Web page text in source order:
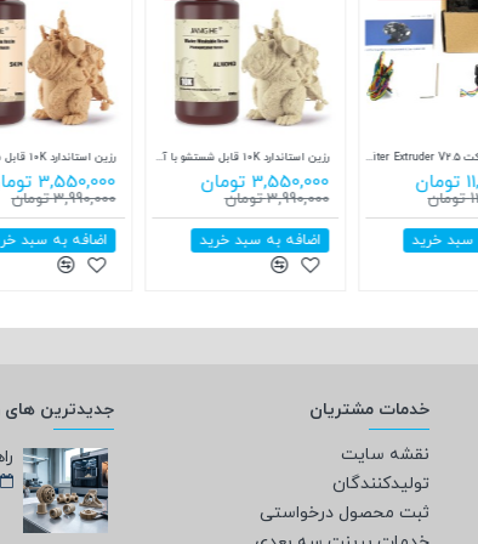
صفحه نمایش مناسب ELEGOO Mars 4 Ultra صفحه چاپ پرینتر سه بعدی Phrozen Sonic Mighty 8K
17,712,000 تومان
اضافه به سبد خرید
صفحه نمایش LCD مناسب برای پرینتر سه بعدی Elegoo Mars 5 Ultra
19,990,000 تومان
24,585,000 تومان
اضافه به سبد خرید
خدمات مشتریان
نقشه سایت
تولیدکنندگان
ثبت محصول درخواستی
جدیدترین های